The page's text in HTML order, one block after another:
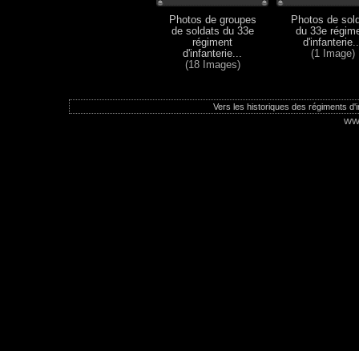
Photos de groupes
de soldats du 33e
régiment
d'infanterie...
(18 Images)
Photos de
du 33e
(1 Image)
Vers les historiques des régiments